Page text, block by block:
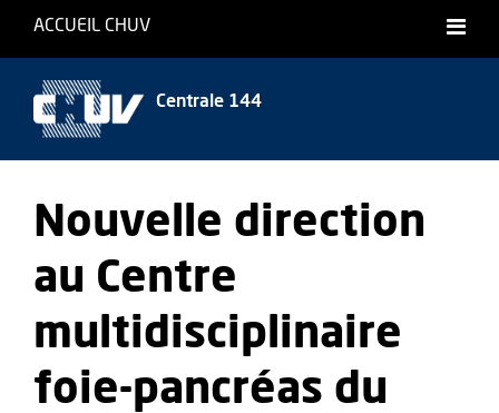
ACCUEIL CHUV
Centrale 144
Nouvelle direction
au Centre
multidisciplinaire
foie-pancréas du